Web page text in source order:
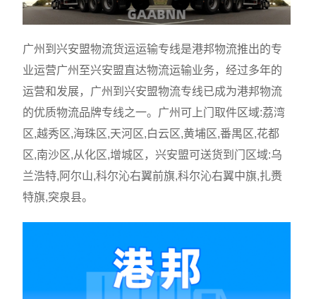
广州到兴安盟物流货运运输专线是港邦物流推出的专
业运营广州至兴安盟直达物流运输业务，经过多年的
运营和发展，广州到兴安盟物流专线已成为港邦物流
的优质物流品牌专线之一。广州可上门取件区域:荔湾
区,越秀区,海珠区,天河区,白云区,黄埔区,番禺区,花都
区,南沙区,从化区,增城区，兴安盟可送货到门区域:乌
兰浩特,阿尔山,科尔沁右翼前旗,科尔沁右翼中旗,扎赉
特旗,突泉县。